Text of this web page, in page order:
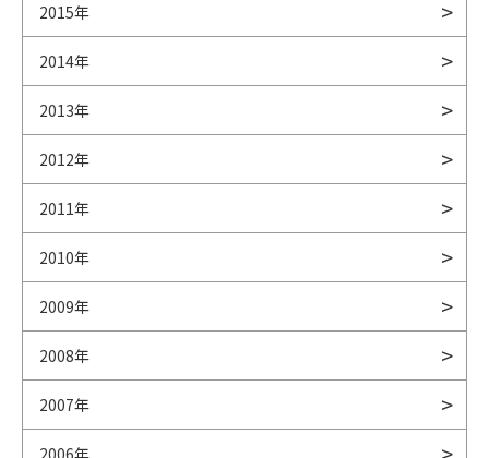
2015年
2014年
2013年
2012年
2011年
2010年
2009年
2008年
2007年
2006年